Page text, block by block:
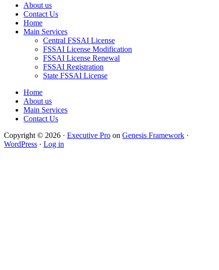
About us
Contact Us
Home
Main Services
Central FSSAI License
FSSAI License Modification
FSSAI License Renewal
FSSAI Registration
State FSSAI License
Home
About us
Main Services
Contact Us
Copyright © 2026 · Executive Pro on Genesis Framework ·
WordPress · Log in